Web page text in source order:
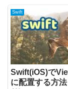
Swift
Swift(iOS)で
に配置する方